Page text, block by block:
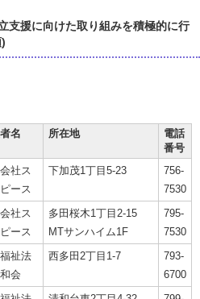
支援に向けた取り組みを積極的に行
名 所在地
電話
番号
社ス
ース
下加茂1丁目5-23
756-
7530
社ス
ース
多田桜木1丁目2-15
MTサンハイム1F
795-
7530
祉法
会
西多田2丁目1-7
793-
6700